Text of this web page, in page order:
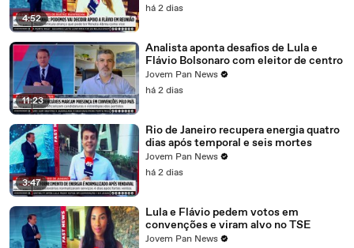
4:52
há 2 dias
11:23
Analista aponta desafios de Lula e
Flávio Bolsonaro com eleitor de centro
Jovem Pan News
há 2 dias
3:47
Rio de Janeiro recupera energia quatro
dias após temporal e seis mortes
Jovem Pan News
há 2 dias
Lula e Flávio pedem votos em
convenções e viram alvo no TSE
Jovem Pan News